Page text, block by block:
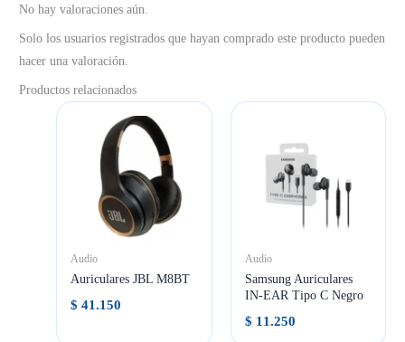
No hay valoraciones aún.
Solo los usuarios registrados que hayan comprado este producto pueden
hacer una valoración.
Productos relacionados
Audio
Auriculares JBL M8BT
$ 41.150
Audio
Samsung Auriculares
IN-EAR Tipo C Negro
$ 11.250